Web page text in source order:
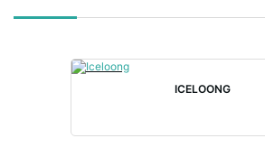
ICELOONG